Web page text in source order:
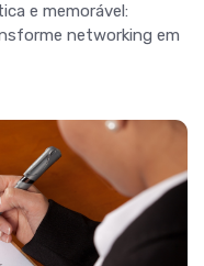
e memorável:
networking em